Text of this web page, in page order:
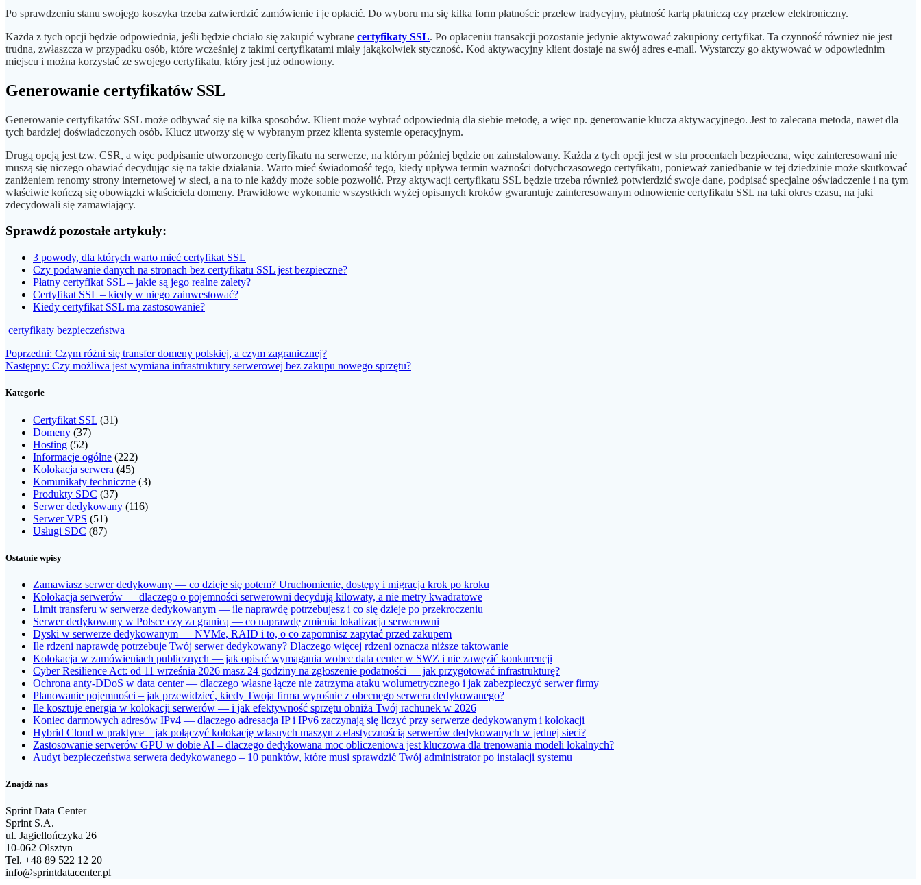
Po sprawdzeniu stanu swojego koszyka trzeba zatwierdzić zamówienie i je opłacić. Do wyboru ma się kilka form płatności: przelew tradycyjny, płatność kartą płatniczą czy przelew elektroniczny.
Każda z tych opcji będzie odpowiednia, jeśli będzie chciało się zakupić wybrane certyfikaty SSL. Po opłaceniu transakcji pozostanie jedynie aktywować zakupiony certyfikat. Ta czynność również nie jest
trudna, zwłaszcza w przypadku osób, które wcześniej z takimi certyfikatami miały jakąkolwiek styczność. Kod aktywacyjny klient dostaje na swój adres e-mail. Wystarczy go aktywować w odpowiednim
miejscu i można korzystać ze swojego certyfikatu, który jest już odnowiony.
Generowanie certyfikatów SSL
Generowanie certyfikatów SSL może odbywać się na kilka sposobów. Klient może wybrać odpowiednią dla siebie metodę, a więc np. generowanie klucza aktywacyjnego. Jest to zalecana metoda, nawet dla
tych bardziej doświadczonych osób. Klucz utworzy się w wybranym przez klienta systemie operacyjnym.
Drugą opcją jest tzw. CSR, a więc podpisanie utworzonego certyfikatu na serwerze, na którym później będzie on zainstalowany. Każda z tych opcji jest w stu procentach bezpieczna, więc zainteresowani nie
muszą się niczego obawiać decydując się na takie działania. Warto mieć świadomość tego, kiedy upływa termin ważności dotychczasowego certyfikatu, ponieważ zaniedbanie w tej dziedzinie może skutkować
zaniżeniem renomy strony internetowej w sieci, a na to nie każdy może sobie pozwolić. Przy aktywacji certyfikatu SSL będzie trzeba również potwierdzić swoje dane, podpisać specjalne oświadczenie i na tym
właściwie kończą się obowiązki właściciela domeny. Prawidłowe wykonanie wszystkich wyżej opisanych kroków gwarantuje zainteresowanym odnowienie certyfikatu SSL na taki okres czasu, na jaki
zdecydowali się zamawiający.
Sprawdź pozostałe artykuły:
3 powody, dla których warto mieć certyfikat SSL
Czy podawanie danych na stronach bez certyfikatu SSL jest bezpieczne?
Płatny certyfikat SSL – jakie są jego realne zalety?
Certyfikat SSL – kiedy w niego zainwestować?
Kiedy certyfikat SSL ma zastosowanie?
certyfikaty bezpieczeństwa
Nawigacja
wpisu
Poprzedni: Poprzedni
wpis:
Czym różni się transfer domeny polskiej, a czym zagranicznej?
Następny: Następny
Czy możliwa jest wymiana infrastruktury serwerowej bez zakupu nowego sprzętu?
Kategorie
Certyfikat SSL (31)
Domeny (37)
Hosting (52)
Informacje ogólne (222)
Kolokacja serwera (45)
Komunikaty techniczne (3)
Produkty SDC (37)
Serwer dedykowany (116)
Serwer VPS (51)
Usługi SDC (87)
Ostatnie wpisy
Zamawiasz serwer dedykowany — co dzieje się potem? Uruchomienie, dostępy i migracja krok po kroku
Kolokacja serwerów — dlaczego o pojemności serwerowni decydują kilowaty, a nie metry kwadratowe
Limit transferu w serwerze dedykowanym — ile naprawdę potrzebujesz i co się dzieje po przekroczeniu
Serwer dedykowany w Polsce czy za granicą — co naprawdę zmienia lokalizacja serwerowni
Dyski w serwerze dedykowanym — NVMe, RAID i to, o co zapomnisz zapytać przed zakupem
Ile rdzeni naprawdę potrzebuje Twój serwer dedykowany? Dlaczego więcej rdzeni oznacza niższe taktowanie
Kolokacja w zamówieniach publicznych — jak opisać wymagania wobec data center w SWZ i nie zawęzić konkurencji
Cyber Resilience Act: od 11 września 2026 masz 24 godziny na zgłoszenie podatności — jak przygotować infrastrukturę?
Ochrona anty-DDoS w data center — dlaczego własne łącze nie zatrzyma ataku wolumetrycznego i jak zabezpieczyć serwer firmy
Planowanie pojemności – jak przewidzieć, kiedy Twoja firma wyrośnie z obecnego serwera dedykowanego?
Ile kosztuje energia w kolokacji serwerów — i jak efektywność sprzętu obniża Twój rachunek w 2026
Koniec darmowych adresów IPv4 — dlaczego adresacja IP i IPv6 zaczynają się liczyć przy serwerze dedykowanym i kolokacji
Hybrid Cloud w praktyce – jak połączyć kolokację własnych maszyn z elastycznością serwerów dedykowanych w jednej sieci?
Zastosowanie serwerów GPU w dobie AI – dlaczego dedykowana moc obliczeniowa jest kluczowa dla trenowania modeli lokalnych?
Audyt bezpieczeństwa serwera dedykowanego – 10 punktów, które musi sprawdzić Twój administrator po instalacji systemu
Znajdź nas
Sprint Data Center
Sprint S.A.
ul. Jagiellończyka 26
10-062 Olsztyn
Tel. +48 89 522 12 20
info@sprintdatacenter.pl